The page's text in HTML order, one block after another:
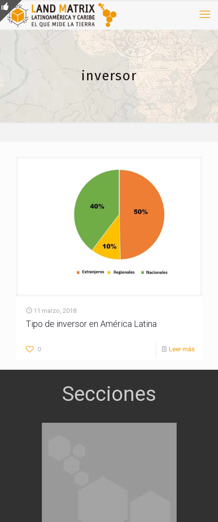
inversor
11 marzo, 2018
Tipo de inversor en América Latina
0 Leer más